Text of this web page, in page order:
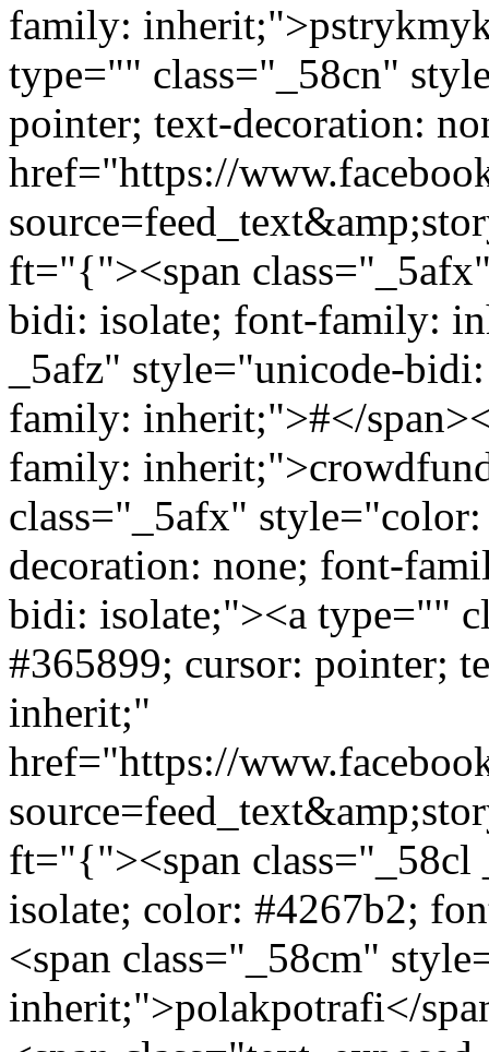
family:
type="" class="_58cn"
pointer; text-decoration:
href="https://
ft="{"><span
bidi: isolate; font-family:
_5afz" style="unicode-
family: inherit;">#</
family:
class="_5afx"
decoration: none; font-
bidi: isolate;"><a type=""
#365899; cursor: pointer;
inherit;"
href="https://
ft="{"><span
isolate; color: #4267b2;
<span class="_58cm"
inherit;">polakpotrafi</